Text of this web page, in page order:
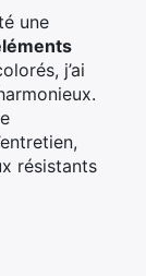
une
j’ai
résistants